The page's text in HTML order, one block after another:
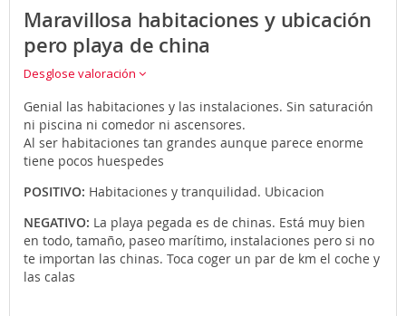
Maravillosa habitaciones y ubicación
pero playa de china
Desglose valoración
Genial las habitaciones y las instalaciones. Sin saturación
ni piscina ni comedor ni ascensores.
Al ser habitaciones tan grandes aunque parece enorme
tiene pocos huespedes
POSITIVO: Habitaciones y tranquilidad. Ubicacion
NEGATIVO: La playa pegada es de chinas. Está muy bien
en todo, tamaño, paseo marítimo, instalaciones pero si no
te importan las chinas. Toca coger un par de km el coche y
las calas